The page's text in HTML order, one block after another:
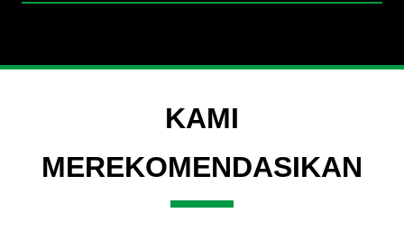
KAMI
MEREKOMENDASIKAN